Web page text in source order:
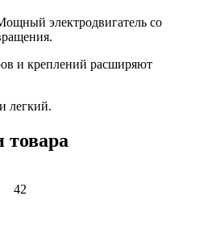
электродвигатель со
и креплений расширяют
легкий.
товара
42